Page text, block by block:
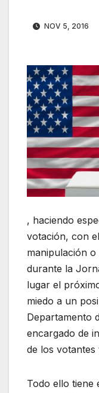
NOV 5, 2016
, haciendo
votación, con
manipulación
durante la
lugar el
miedo a un
Departamento
encargado de
de los votantes
Todo ello tiene